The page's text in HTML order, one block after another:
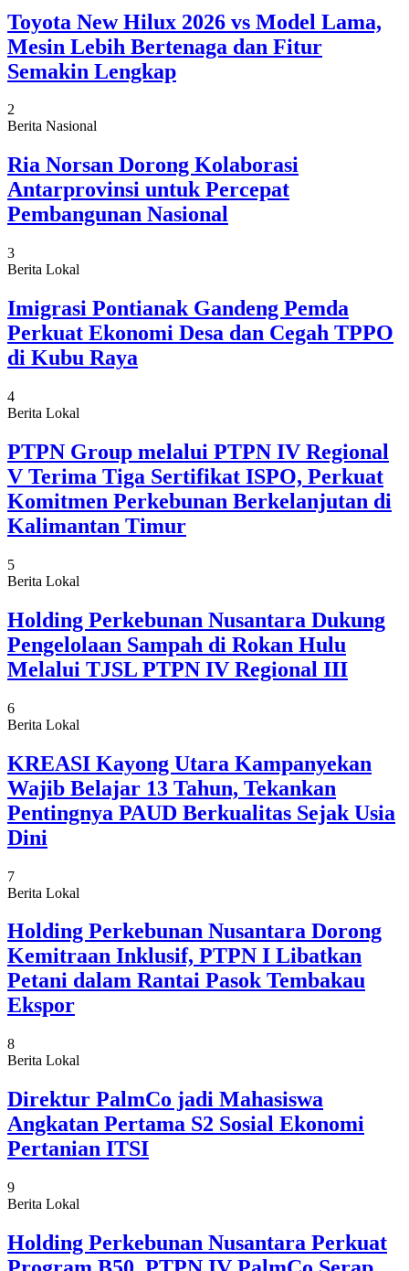
Toyota New Hilux 2026 vs Model Lama,
Mesin Lebih Bertenaga dan Fitur
Semakin Lengkap
2
Berita Nasional
Ria Norsan Dorong Kolaborasi
Antarprovinsi untuk Percepat
Pembangunan Nasional
3
Berita Lokal
Imigrasi Pontianak Gandeng Pemda
Perkuat Ekonomi Desa dan Cegah TPPO
di Kubu Raya
4
Berita Lokal
PTPN Group melalui PTPN IV Regional
V Terima Tiga Sertifikat ISPO, Perkuat
Komitmen Perkebunan Berkelanjutan di
Kalimantan Timur
5
Berita Lokal
Holding Perkebunan Nusantara Dukung
Pengelolaan Sampah di Rokan Hulu
Melalui TJSL PTPN IV Regional III
6
Berita Lokal
KREASI Kayong Utara Kampanyekan
Wajib Belajar 13 Tahun, Tekankan
Pentingnya PAUD Berkualitas Sejak Usia
Dini
7
Berita Lokal
Holding Perkebunan Nusantara Dorong
Kemitraan Inklusif, PTPN I Libatkan
Petani dalam Rantai Pasok Tembakau
Ekspor
8
Berita Lokal
Direktur PalmCo jadi Mahasiswa
Angkatan Pertama S2 Sosial Ekonomi
Pertanian ITSI
9
Berita Lokal
Holding Perkebunan Nusantara Perkuat